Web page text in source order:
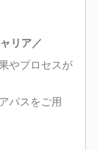
リア／
やプロセスが
パスをご用